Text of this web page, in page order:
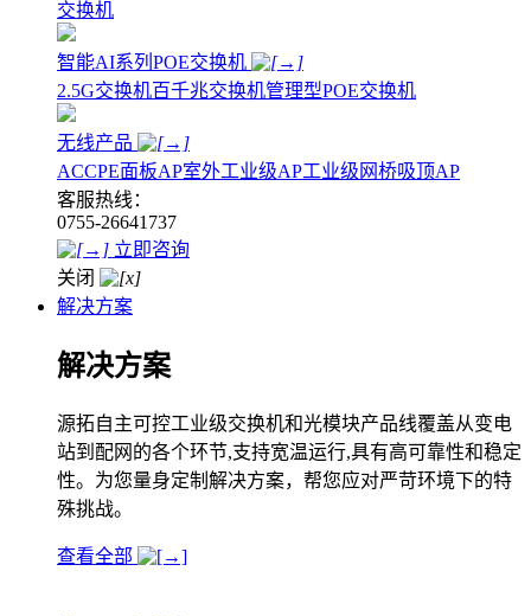
交换机
智能AI系列POE交换机
2.5G交换机百千兆交换机管理型POE交换机
无线产品
ACCPE面板AP室外工业级AP工业级网桥吸顶AP
客服热线：
0755-26641737
立即咨询
关闭
解决方案
解决方案
源拓自主可控工业级交换机和光模块产品线覆盖从变电
站到配网的各个环节,支持宽温运行,具有高可靠性和稳定
性。为您量身定制解决方案，帮您应对严苛环境下的特
殊挑战。
查看全部